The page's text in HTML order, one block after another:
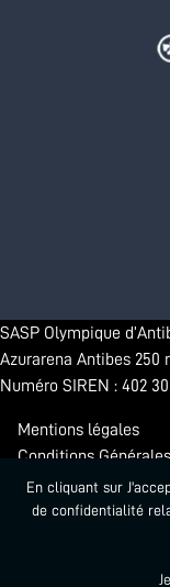
SASP Olympique
Azurarena Antibes 250
Numéro SIREN : 402
Mentions légales
Conditions Générales
Confidentialité
© 2026 - Antibes
Propulsé par Startlead
En cliquant sur
de confidentialité